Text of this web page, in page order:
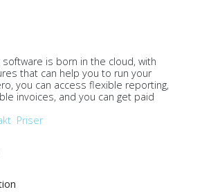
is born in the cloud, with
that can help you to run your
you can access flexible reporting,
invoices, and you can get paid
Priser